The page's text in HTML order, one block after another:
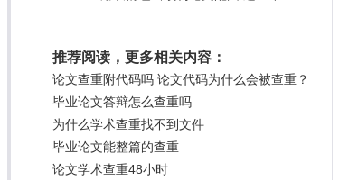
推荐阅读，更多相关内容：
论文查重附代码吗 论文代码为什么会被查重？
毕业论文答辩怎么查重吗
为什么学术查重找不到文件
毕业论文能整篇的查重
论文学术查重48小时